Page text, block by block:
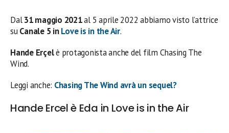
Dal31 maggio 2021al 5 aprile 2022 abbiamo visto l’attrice
suCanale 5 inLove is in the Air.
Hande Erçelè protagonista anche del film Chasing The
Wind.
Leggi anche: Chasing The Wind avrà un sequel?
Hande Ercel è Eda in Love is in the Air